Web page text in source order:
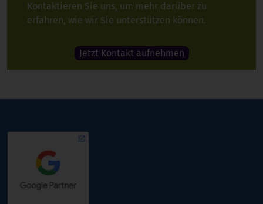
Kontaktieren Sie uns, um mehr darüber zu
erfahren, wie wir Sie unterstützen können.
Jetzt Kontakt aufnehmen